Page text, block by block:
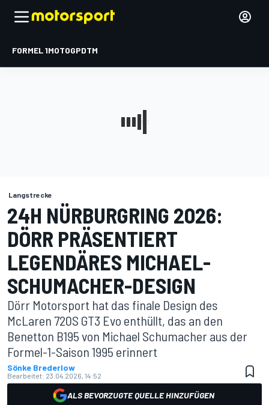
FORMEL 1MOTOGPDTM
Langstrecke
24H NÜRBURGRING 2026:
DÖRR PRÄSENTIERT
LEGENDÄRES MICHAEL-
SCHUMACHER-DESIGN
Dörr Motorsport hat das finale Design des
McLaren 720S GT3 Evo enthüllt, das an den
Benetton B195 von Michael Schumacher aus der
Formel-1-Saison 1995 erinnert
Sönke Brederlow
Bearbeitet: 23.04.2026, 14:52
ALS BEVORZUGTE QUELLE HINZUFÜGEN